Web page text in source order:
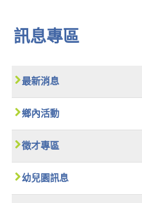
訊息專區
最新消息
鄉內活動
徵才專區
幼兒園訊息